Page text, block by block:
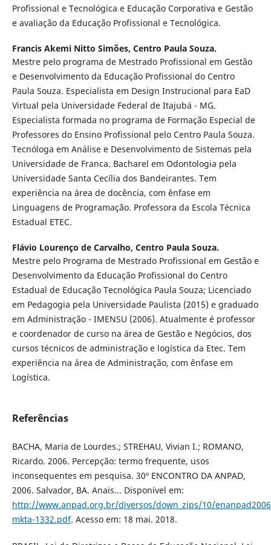
Profissional e Tecnológica e Educação Corporativa e Gestão
e avaliação da Educação Profissional e Tecnológica.
Francis Akemi Nitto Simões, Centro Paula Souza.
Mestre pelo programa de Mestrado Profissional em Gestão
e Desenvolvimento da Educação Profissional do Centro
Paula Souza. Especialista em Design Instrucional para EaD
Virtual pela Universidade Federal de Itajubá - MG.
Especialista formada no programa de Formação Especial de
Professores do Ensino Profissional pelo Centro Paula Souza.
Tecnóloga em Análise e Desenvolvimento de Sistemas pela
Universidade de Franca. Bacharel em Odontologia pela
Universidade Santa Cecília dos Bandeirantes. Tem
experiência na área de docência, com ênfase em
Linguagens de Programação. Professora da Escola Técnica
Estadual ETEC.
Flávio Lourenço de Carvalho, Centro Paula Souza.
Mestre pelo Programa de Mestrado Profissional em Gestão e
Desenvolvimento da Educação Profissional do Centro
Estadual de Educação Tecnológica Paula Souza; Licenciado
em Pedagogia pela Universidade Paulista (2015) e graduado
em Administração - IMENSU (2006). Atualmente é professor
e coordenador de curso na área de Gestão e Negócios, dos
cursos técnicos de administração e logística da Etec. Tem
experiência na área de Administração, com ênfase em
Logística.
Referências
BACHA, Maria de Lourdes.; STREHAU, Vivian I.; ROMANO,
Ricardo. 2006. Percepção: termo frequente, usos
inconsequentes em pesquisa. 30º ENCONTRO DA ANPAD,
2006. Salvador, BA. Anais... Disponível em:
http://www.anpad.org.br/diversos/down_zips/10/
mkta-1332.pdf. Acesso em: 18 mai. 2018.